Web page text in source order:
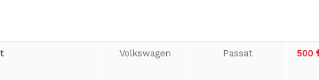
Volkswagen Passat 500